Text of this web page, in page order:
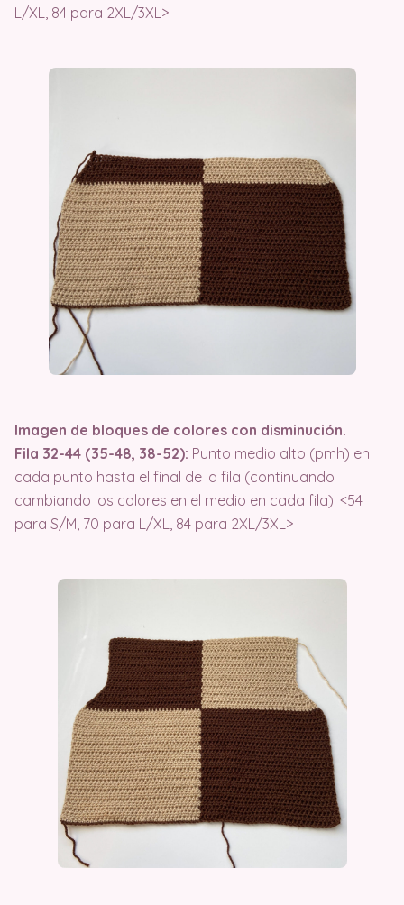
L/XL, 84 para 2XL/3XL>
Imagen de bloques de colores con disminución.
Fila 32-44 (35-48, 38-52): Punto medio alto (pmh) en
cada punto hasta el final de la fila (continuando
cambiando los colores en el medio en cada fila). <54
para S/M, 70 para L/XL, 84 para 2XL/3XL>